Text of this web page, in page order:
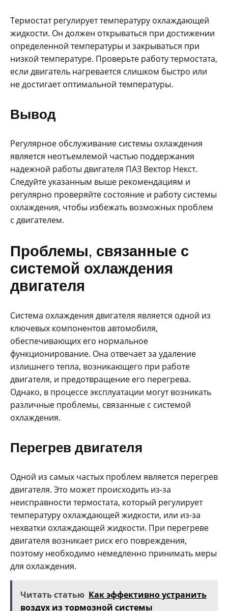
Термостат регулирует температуру охлаждающей
жидкости. Он должен открываться при достижении
определенной температуры и закрываться при
низкой температуре. Проверьте работу термостата,
если двигатель нагревается слишком быстро или
не достигает оптимальной температуры.
Вывод
Регулярное обслуживание системы охлаждения
является неотъемлемой частью поддержания
надежной работы двигателя ПАЗ Вектор Некст.
Следуйте указанным выше рекомендациям и
регулярно проверяйте состояние и работу системы
охлаждения, чтобы избежать возможных проблем
с двигателем.
Проблемы, связанные с
системой охлаждения
двигателя
Система охлаждения двигателя является одной из
ключевых компонентов автомобиля,
обеспечивающих его нормальное
функционирование. Она отвечает за удаление
излишнего тепла, возникающего при работе
двигателя, и предотвращение его перегрева.
Однако, в процессе эксплуатации могут возникать
различные проблемы, связанные с системой
охлаждения.
Перегрев двигателя
Одной из самых частых проблем является перегрев
двигателя. Это может происходить из-за
неисправности термостата, который регулирует
температуру охлаждающей жидкости, или из-за
нехватки охлаждающей жидкости. При перегреве
двигателя возникает риск его повреждения,
поэтому необходимо немедленно принимать меры
для охлаждения.
Читать статью Как эффективно устранить
воздух из тормозной системы